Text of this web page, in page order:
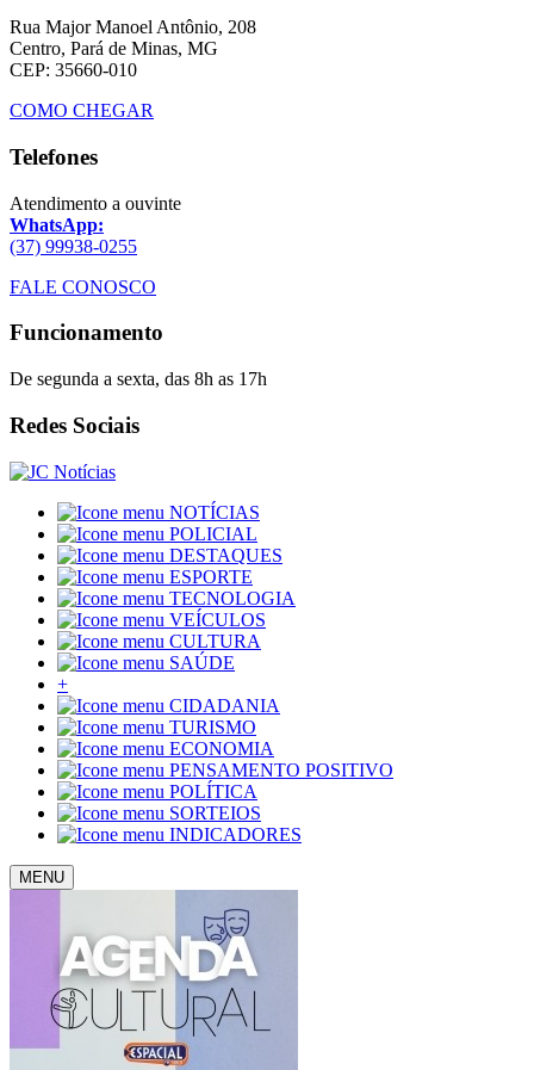
Rua Major Manoel Antônio, 208
Centro, Pará de Minas, MG
CEP: 35660-010
COMO CHEGAR
Telefones
Atendimento a ouvinte
WhatsApp:
(37) 99938-0255
FALE CONOSCO
Funcionamento
De segunda a sexta, das 8h as 17h
Redes Sociais
NOTÍCIAS
POLICIAL
DESTAQUES
ESPORTE
TECNOLOGIA
VEÍCULOS
CULTURA
SAÚDE
+
CIDADANIA
TURISMO
ECONOMIA
PENSAMENTO POSITIVO
POLÍTICA
SORTEIOS
INDICADORES
MENU